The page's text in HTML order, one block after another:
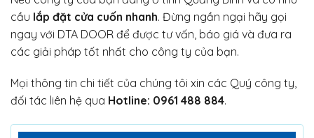
cầu lắp đặt cửa cuốn nhanh. Đừng ngần ngại hãy gọi
ngay với DTA DOOR để được tư vấn, báo giá và đưa ra
các giải pháp tốt nhất cho công ty của bạn.
Mọi thông tin chi tiết của chúng tôi xin các Quý công ty,
đối tác liên hệ qua Hotline: 0961 488 884.